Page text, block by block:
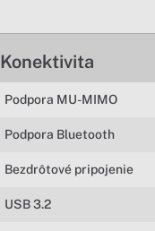
Konektivita
Podpora MU-MIMO
Podpora Bluetooth
Bezdrôtové pripojenie
USB 3.2